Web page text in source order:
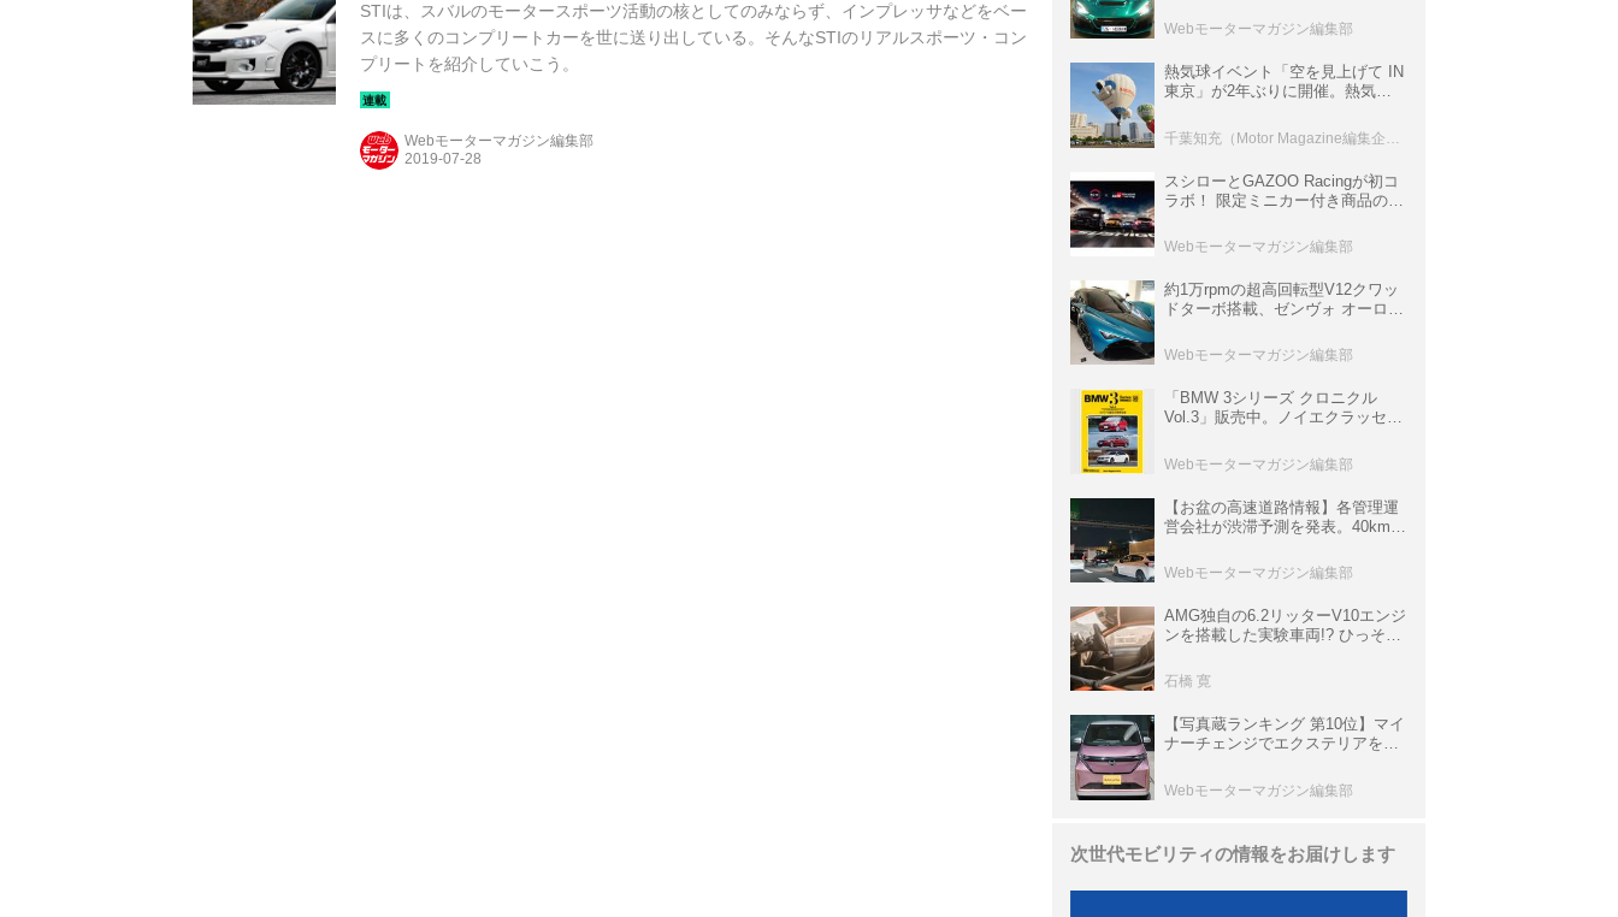
STIは、スバルのモータースポーツ活動の核としてのみならず、インプレッサなどをベー
スに多くのコンプリートカーを世に送り出している。そんなSTIのリアルスポーツ・コン
プリートを紹介していこう。
Webモーターマガジン編集部
ロニクル・完全版／115】
Webモーターマガジン編集部
熱気球イベント「空を見上げて IN
東京」が2年ぶりに開催。熱気球
室などのコンテンツも
スシローとGAZOO Racingが初コ
ラボ！ 限定ミニカー付き商品の
ト体験があたる抽選企画などを展
開
Webモーターマガジン編集部
約1万rpmの超高回転型V12クワッ
ドターボ搭載、ゼンヴォ オーロラ
イパーカー【スーパーカークロニ
クル・完全版／116】
Webモーターマガジン編集部
「BMW 3シリーズ クロニクル
Vol.3」販売中。ノイエクラッセか
ムック
Webモーターマガジン編集部
【お盆の高速道路情報】各管理運
営会社が渋滞予測を発表。40km以
数ある
Webモーターマガジン編集部
AMG独自の6.2リッターV10エンジ
ンを搭載した実験車両!? ひっそり
P900 プロトタイプ」とは
石橋 寛
【写真蔵ランキング 第10位】マイ
ナーチェンジでエクステリアを刷
クラ」
Webモーターマガジン編集部
次世代モビリティの情報をお届けします